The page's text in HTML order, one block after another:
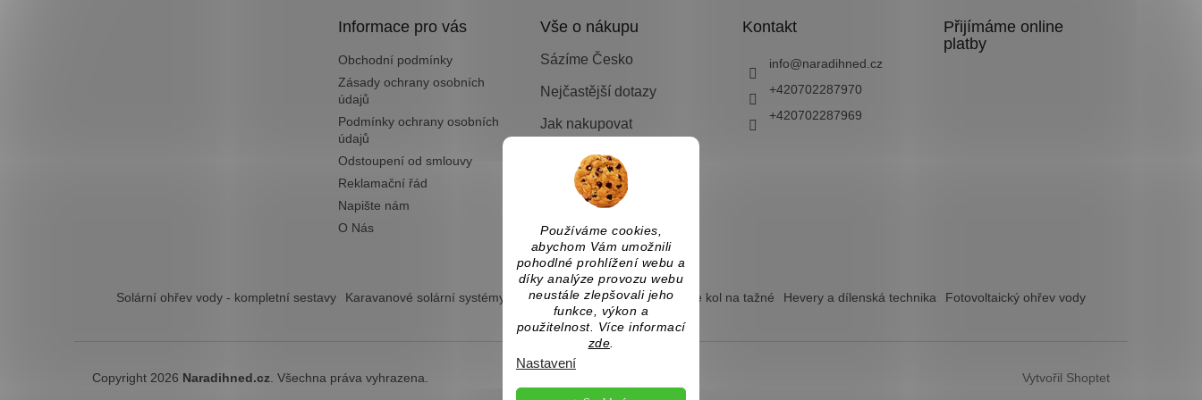
Používáme cookies,
abychom Vám umožnili
pohodlné prohlížení webu a
díky analýze provozu webu
neustále zlepšovali jeho
funkce, výkon a
použitelnost. Více informací
zde.
Nastavení
Informace pro vás
Obchodní podmínky
Zásady ochrany osobních
údajů
Podmínky ochrany osobních
údajů
Odstoupení od smlouvy
Reklamační řád
Napište nám
O Nás
Vše o nákupu
Sázíme Česko
Nejčastější dotazy
Jak nakupovat
Doprava a platba
Vrácení zboží nebo
výměna
Kontakt
info@naradihned.cz
+420702287970
+420702287969
Přijímáme online
platby
Solární ohřev vody - kompletní sestavy Karavanové solární systémy Ostrovní solární systémy Nosiče kol na tažné Hevery a dílenská technika Fotovoltaický ohřev vody
Vytvořil Shoptet
Copyright 2026 Naradihned.cz . Všechna práva vyhrazena.